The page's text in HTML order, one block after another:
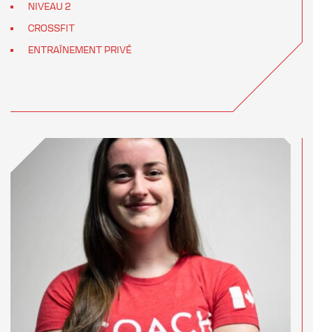
NIVEAU 2
CROSSFIT
ENTRAÎNEMENT PRIVÉ